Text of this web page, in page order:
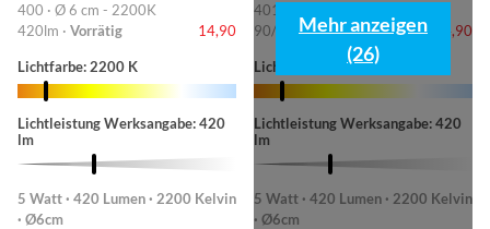
400 · Ø 6 cm - 2200K
420lm · Vorrätig 14,90
Lichtfarbe: 2200 K
Lichtleistung Werksangabe: 420
lm
5 Watt · 420 Lumen · 2200 Kelvin
· Ø6cm
401 · 6cm-2200K
90/220/420lm ·Vorrätig 14,90
Lichtfarbe: 2200 K
Lichtleistung Werksangabe: 420
lm
5 Watt · 420 Lumen · 2200 Kelvin
· Ø6cm
Mehr anzeigen
(26)